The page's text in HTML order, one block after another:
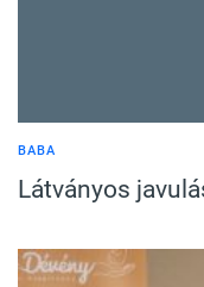
BABA
Látványos